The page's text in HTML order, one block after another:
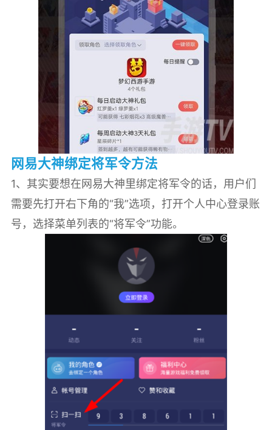
网易大神绑定将军令方法
1、其实要想在网易大神里绑定将军令的话，用户们
需要先打开右下角的“我”选项，打开个人中心登录账
号，选择菜单列表的“将军令”功能。